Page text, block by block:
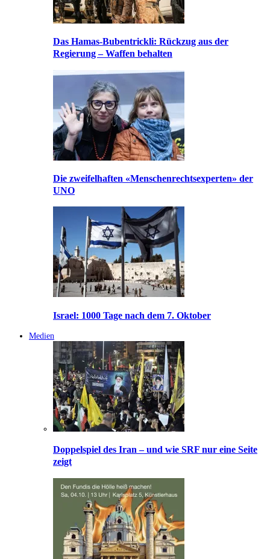
Das Hamas-Bubentrickli: Rückzug aus der
Regierung – Waffen behalten
Die zweifelhaften «Menschenrechtsexperten» der
UNO
Israel: 1000 Tage nach dem 7. Oktober
Medien
Doppelspiel des Iran – und wie SRF nur eine Seite
zeigt